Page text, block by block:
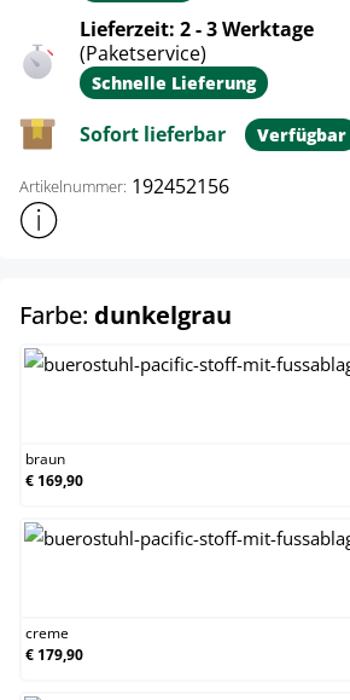
Lieferzeit: 2 - 3 Werktage
(Paketservice)
Schnelle Lieferung
Sofort lieferbar Verfügbar
Artikelnummer: 192452156
Weitere Produktinformationen anzeigen
Farbe: dunkelgrau
braun
€ 169,90
creme
€ 179,90